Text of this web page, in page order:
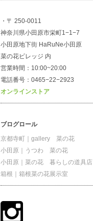
・〒 250-0011
神奈川県小田原市栄町1−1−7
小田原地下街 HaRuNe小田原
菜の花ビレッジ 内
営業時間：10:00~20:00
電話番号：0465−22−2923
オンラインストア
ブログロール
京都寺町｜gallery 菜の花
小田原｜うつわ 菜の花
小田原｜菜の花 暮らしの道具店
箱根｜箱根菜の花展示室